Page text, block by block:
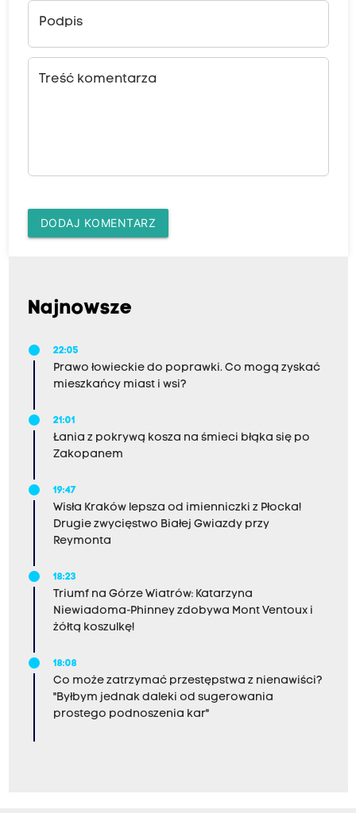
Podpis
Treść komentarza
DODAJ KOMENTARZ
Najnowsze
22:05
Prawo łowieckie do poprawki. Co mogą zyskać
mieszkańcy miast i wsi?
21:01
Łania z pokrywą kosza na śmieci błąka się po
Zakopanem
19:47
Wisła Kraków lepsza od imienniczki z Płocka!
Drugie zwycięstwo Białej Gwiazdy przy
Reymonta
18:23
Triumf na Górze Wiatrów: Katarzyna
Niewiadoma-Phinney zdobywa Mont Ventoux i
żółtą koszulkę!
18:08
Co może zatrzymać przestępstwa z nienawiści?
"Byłbym jednak daleki od sugerowania
prostego podnoszenia kar"